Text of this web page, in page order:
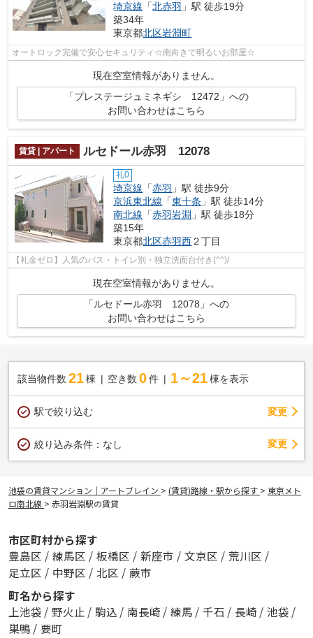
埼京線 「北赤羽 」駅 徒歩19分
築34年
東京都北区岩淵町
オートロック完備で安心セキュリティ☆南向きで明るいお部屋☆
現在空室情報がありません。
「プレステージュミネギシ 12472」への
お問い合わせはこちら
賃貸 | アパート ルセドール赤羽 12078
礼0
埼京線 「赤羽 」駅 徒歩9分
京浜東北線 「東十条 」駅 徒歩14分
南北線 「赤羽岩淵 」駅 徒歩18分
築15年
東京都北区赤羽西２丁目
【礼金ゼロ】人気のバス・トイレ別・独立洗面台付き(^^)/
現在空室情報がありません。
「ルセドール赤羽 12078」への
お問い合わせはこちら
該当物件数 21棟 空き数 0 件 1～21 棟を表示
駅で絞り込む 変更
絞り込み条件： なし 変更
池袋の賃貸マンション｜アートブレイン > (賃貸)路線・駅から探す > 東京メト
ロ南北線 > 赤羽岩淵駅の賃貸
市区町村から探す
豊島区 / 練馬区 / 板橋区 / 新座市 / 文京区 / 荒川区 /
足立区 / 中野区 / 北区 / 蕨市
町名から探す
上池袋 / 野火止 / 駒込 / 南長崎 / 練馬 / 千石 / 長崎 / 池袋 /
巣鴨 / 要町